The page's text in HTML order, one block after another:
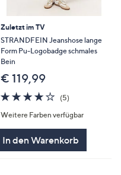
Zuletzt im TV
STRANDFEIN Jeanshose lange
Form Pu-Logobadge schmales
Bein
€ 119,99
3.8
von
5
(5)5
Weitere Farben verfügbar
In den Warenkorb